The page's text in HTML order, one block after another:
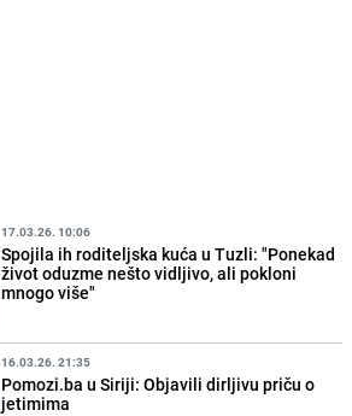
17.03.26. 10:06
Spojila ih roditeljska kuća u Tuzli: "Ponekad
život oduzme nešto vidljivo, ali pokloni
mnogo više"
16.03.26. 21:35
Pomozi.ba u Siriji: Objavili dirljivu priču o
jetimima